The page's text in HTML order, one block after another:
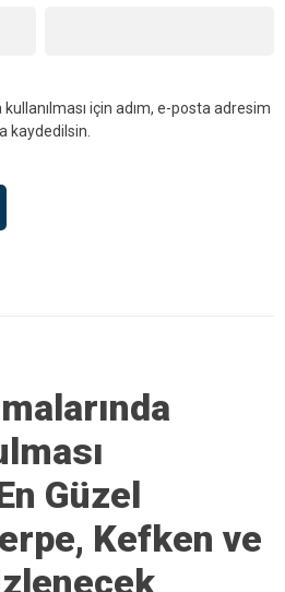
için adım, e-posta adresim
kaydedilsin.
Güzel
Kefken ve